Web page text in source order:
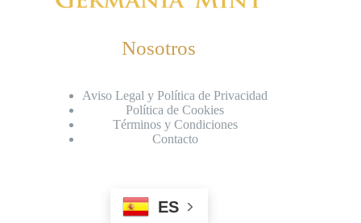
Nosotros
Aviso Legal y Política de Privacidad
Política de Cookies
Términos y Condiciones
Contacto
ES